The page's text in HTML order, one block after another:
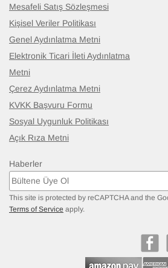
Mesafeli Satış Sözleşmesi
Kişisel Veriler Politikası
Genel Aydınlatma Metni
Elektronik Ticari İleti Aydınlatma
Metni
Çerez Aydınlatma Metni
KVKK Başvuru Formu
Sosyal Uygunluk Politikası
Açık Rıza Metni
Haberler
This site is protected by reCAPTCHA and the
Terms of Service apply.